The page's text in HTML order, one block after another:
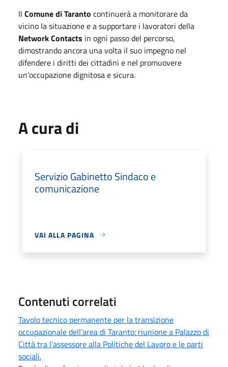
Il Comune di Taranto continuerà a monitorare da
vicino la situazione e a supportare i lavoratori della
Network Contacts in ogni passo del percorso,
dimostrando ancora una volta il suo impegno nel
difendere i diritti dei cittadini e nel promuovere
un'occupazione dignitosa e sicura.
A cura di
Servizio Gabinetto Sindaco e
comunicazione
VAI ALLA PAGINA
Contenuti correlati
Tavolo tecnico permanente per la transizione
occupazionale dell’area di Taranto: riunione a Palazzo di
Città tra l’assessore alla Politiche del Lavoro e le parti
sociali.